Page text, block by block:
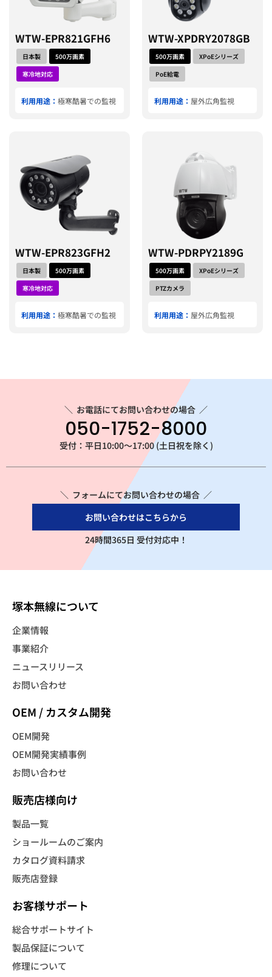
WTW-EPR821GFH6
日本製
500万画素
寒冷地対応
利用用途： 極寒酷暑での監視
WTW-XPDRY2078GB
500万画素
XPoEシリーズ
PoE給電
利用用途： 屋外広角監視
WTW-EPR823GFH2
日本製
500万画素
寒冷地対応
利用用途： 極寒酷暑での監視
WTW-PDRPY2189G
500万画素
XPoEシリーズ
PTZカメラ
利用用途： 屋外広角監視
＼ お電話にてお問い合わせの場合 ／
050-1752-8000
受付：平日10:00～17:00 (土日祝を除く)
＼ フォームにてお問い合わせの場合 ／
お問い合わせはこちらから
24時間365日 受付対応中！
塚本無線について
企業情報
事業紹介
ニュースリリース
お問い合わせ
OEM / カスタム開発
OEM開発
OEM開発実績事例
お問い合わせ
販売店様向け
製品一覧
ショールームのご案内
カタログ資料請求
販売店登録
お客様サポート
総合サポートサイト
製品保証について
修理について